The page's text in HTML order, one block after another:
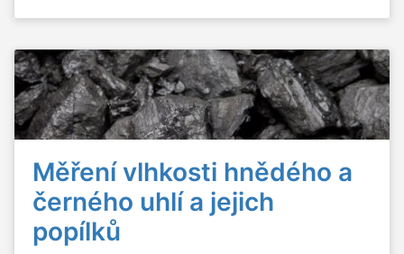
Měření vlhkosti hnědého a
černého uhlí a jejich
popílků